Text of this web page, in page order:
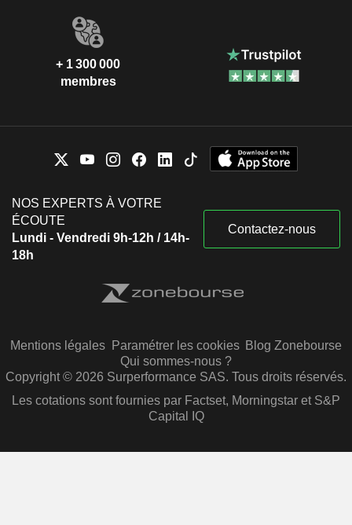
+ 1 300 000
membres
NOS EXPERTS À VOTRE
ÉCOUTE
Lundi - Vendredi 9h-12h / 14h-
18h
Contactez-nous
Mentions légales Paramétrer les cookies Blog Zonebourse
Qui sommes-nous ?
Copyright © 2026 Surperformance SAS. Tous droits réservés.
Les cotations sont fournies par Factset, Morningstar et S&P
Capital IQ